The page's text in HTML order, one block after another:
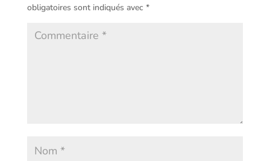
obligatoires sont indiqués avec *